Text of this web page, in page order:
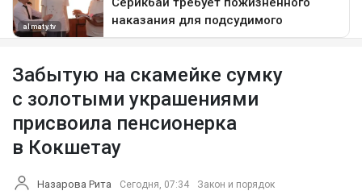
Забытую на скамейке сумку
с золотыми украшениями
присвоила пенсионерка
в Кокшетау
Назарова Рита Сегодня, 07:34 Закон и порядок